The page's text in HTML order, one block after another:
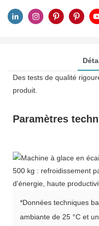
Des tests de qualité
produit.
Paramètres
*Données techniques
ambiante de 25 °C et